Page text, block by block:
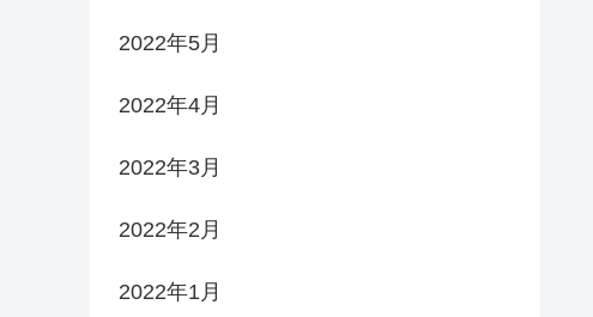
2022年5月
2022年4月
2022年3月
2022年2月
2022年1月